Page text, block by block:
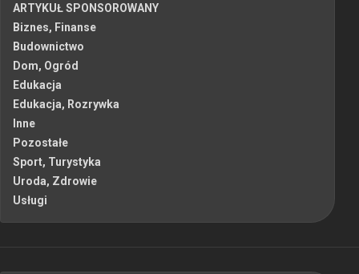
ARTYKUŁ SPONSOROWANY
Biznes, Finanse
Budownictwo
Dom, Ogród
Edukacja
Edukacja, Rozrywka
Inne
Pozostałe
Sport, Turystyka
Uroda, Zdrowie
Usługi